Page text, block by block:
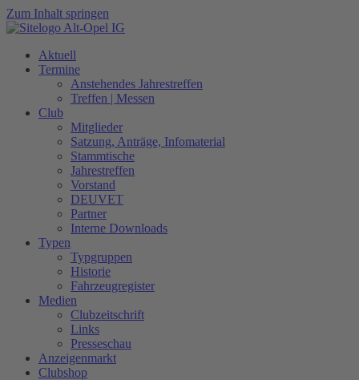
Zum Inhalt springen
Aktuell
Termine
Anstehendes Jahrestreffen
Treffen | Messen
Club
Mitglieder
Satzung, Anträge, Infomaterial
Stammtische
Jahrestreffen
Vorstand
DEUVET
Partner
Interne Downloads
Typen
Typgruppen
Historie
Fahrzeugregister
Medien
Clubzeitschrift
Links
Presseschau
Anzeigenmarkt
Clubshop